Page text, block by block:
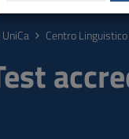
UniCa Centro